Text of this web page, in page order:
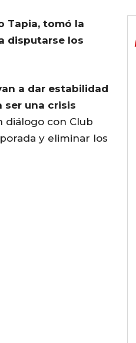
Tapia, tomó la
disputarse los
a dar estabilidad
ser una crisis
diálogo con Club
y eliminar los